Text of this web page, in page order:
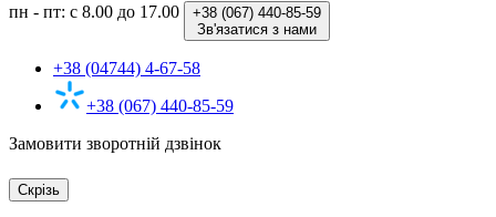
пн - пт: с 8.00 до 17.00 +38 (067) 440-85-59
Зв'язатися з нами
+38 (04744) 4-67-58
+38 (067) 440-85-59
Замовити зворотній дзвінок
Скрізь